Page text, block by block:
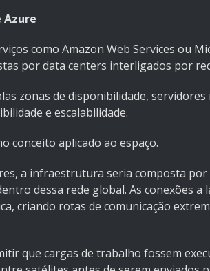
Azure
como Amazon Web Services ou
por data centers interligados por
zonas de disponibilidade,
e escalabilidade.
conceito aplicado ao espaço.
a infraestrutura seria composta
dessa rede global. As conexões
criando rotas de comunicação
que cargas de trabalho fossem